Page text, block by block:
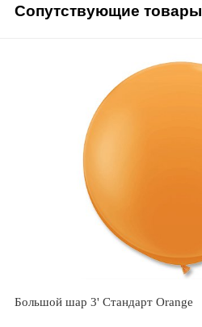
Сопутствующие товары
Большой шар 3' Стандарт Orange